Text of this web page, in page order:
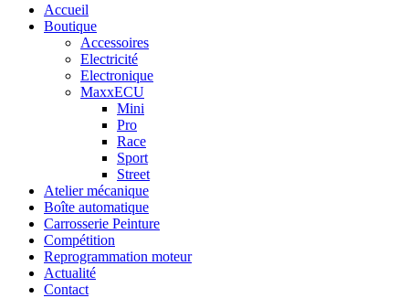
Accueil
Boutique
Accessoires
Electricité
Electronique
MaxxECU
Mini
Pro
Race
Sport
Street
Atelier mécanique
Boîte automatique
Carrosserie Peinture
Compétition
Reprogrammation moteur
Actualité
Contact